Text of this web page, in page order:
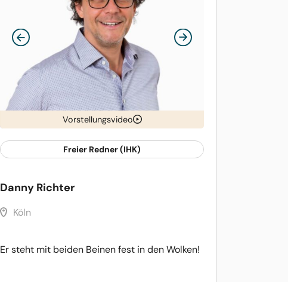
Vorstellungsvideo
Freier Redner (IHK)
Danny Richter
Köln
Er steht mit beiden Beinen fest in den Wolken!